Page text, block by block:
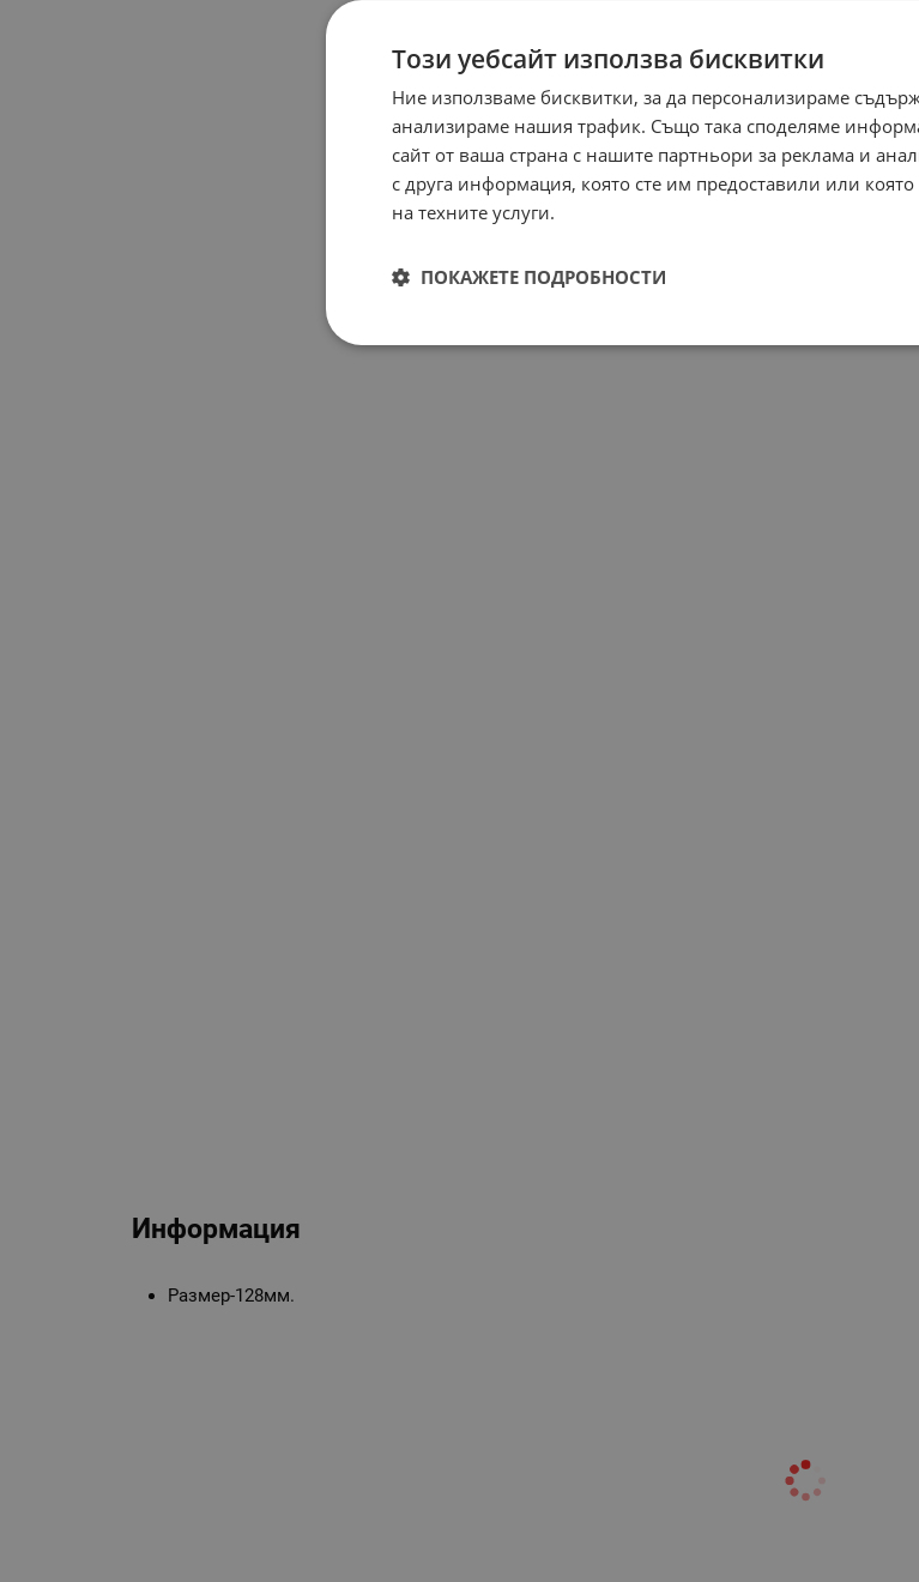
Информация
Размер-128мм.
Този уебсайт използва бисквитки
Ние използваме бисквитки, за да персонализираме
анализираме нашия трафик. Също така споделяме
сайт от ваша страна с нашите партньори за реклама и
с друга информация, която сте им предоставили или
на техните услуги.
ПОКАЖЕТЕ ПОДРОБНОСТИ